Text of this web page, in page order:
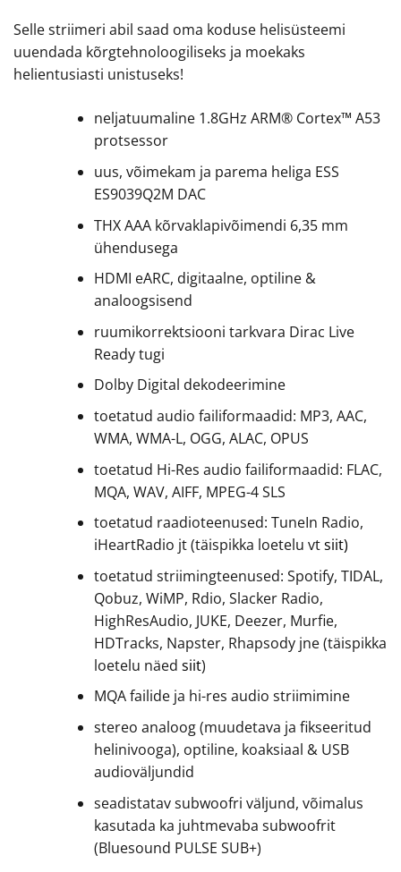
Selle striimeri abil saad oma koduse helisüsteemi
uuendada kõrgtehnoloogiliseks ja moekaks
helientusiasti unistuseks!
neljatuumaline 1.8GHz ARM® Cortex™ A53
protsessor
uus, võimekam ja parema heliga ESS
ES9039Q2M DAC
THX AAA kõrvaklapivõimendi 6,35 mm
ühendusega
HDMI eARC, digitaalne, optiline &
analoogsisend
ruumikorrektsiooni tarkvara Dirac Live
Ready tugi
Dolby Digital dekodeerimine
toetatud audio failiformaadid: MP3, AAC,
WMA, WMA-L, OGG, ALAC, OPUS
toetatud Hi-Res audio failiformaadid: FLAC,
MQA, WAV, AIFF, MPEG-4 SLS
toetatud raadioteenused: TuneIn Radio,
iHeartRadio jt (täispikka loetelu vtsiit)
toetatud striimingteenused: Spotify, TIDAL,
Qobuz, WiMP, Rdio, Slacker Radio,
HighResAudio, JUKE, Deezer, Murfie,
HDTracks, Napster, Rhapsody jne (täispikka
loetelu näed siit)
MQA failide ja hi-res audio striimimine
stereo analoog (muudetava ja fikseeritud
helinivooga), optiline, koaksiaal & USB
audioväljundid
seadistatav subwoofri väljund, võimalus
kasutada ka juhtmevaba subwoofrit
(Bluesound PULSE SUB+)